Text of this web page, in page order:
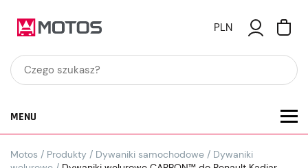
PLN
MENU
Motos / Produkty / Dywaniki samochodowe / Dywaniki